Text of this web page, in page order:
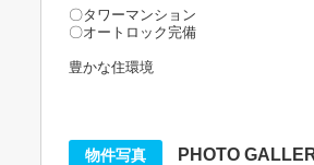
〇タワーマンション
〇オートロック完備
豊かな住環境
物件写真 PHOTO